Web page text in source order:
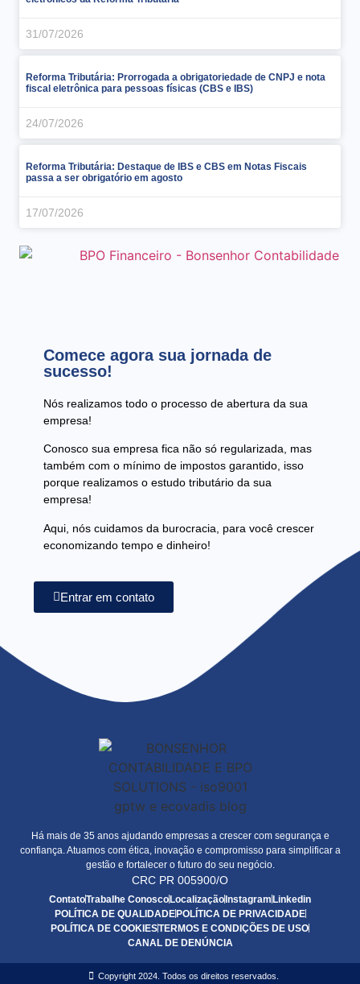
31/07/2026
Reforma Tributária: Prorrogada a obrigatoriedade de CNPJ e nota
fiscal eletrônica para pessoas físicas (CBS e IBS)
24/07/2026
Reforma Tributária: Destaque de IBS e CBS em Notas Fiscais
passa a ser obrigatório em agosto
17/07/2026
Comece agora sua jornada de
sucesso!
Nós realizamos todo o processo de abertura da sua
empresa!
Conosco sua empresa fica não só regularizada, mas
também com o mínimo de impostos garantido, isso
porque realizamos o estudo tributário da sua
empresa!
Aqui, nós cuidamos da burocracia, para você crescer
economizando tempo e dinheiro!
Entrar em contato
Há mais de 35 anos ajudando empresas a crescer com segurança e
confiança. Atuamos com ética, inovação e compromisso para simplificar a
gestão e fortalecer o futuro do seu negócio.
CRC PR 005900/O
ContatoTrabalhe ConoscoLocalizaçãoInstagramLinkedin
POLÍTICA DE QUALIDADEPOLÍTICA DE PRIVACIDADE
POLÍTICA DE COOKIESTERMOS E CONDIÇÕES DE USO
CANAL DE DENÚNCIA
Copyright 2024. Todos os direitos reservados.